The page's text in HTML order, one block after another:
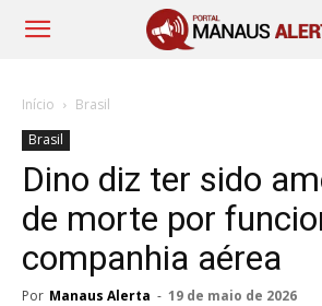
Início
Brasil
Brasil
Dino diz ter sido
de morte por
companhia aérea
Por Manaus Alerta - 19 de maio de 2026